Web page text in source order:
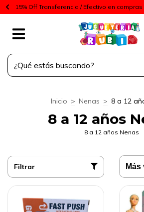
15% Off Transferencia / Efectivo en
Inicio > Nenas > 8 a 12
8 a 12 años
8 a 12 años Nenas
Filtrar